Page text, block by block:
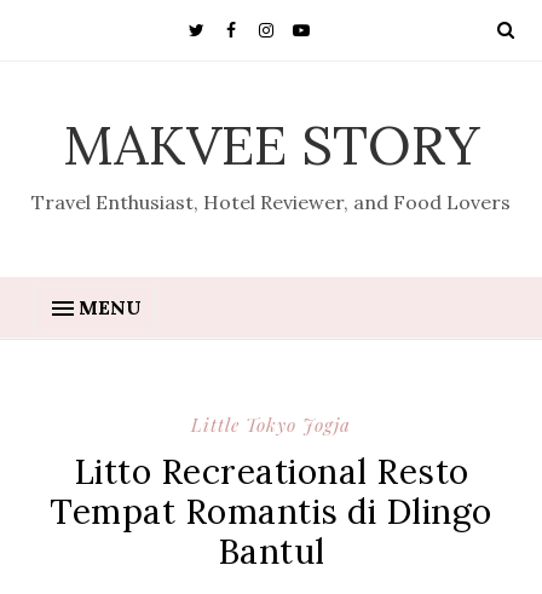
MAKVEE STORY
Travel Enthusiast, Hotel Reviewer, and Food Lovers
MENU
Little Tokyo Jogja
Litto Recreational Resto
Tempat Romantis di Dlingo
Bantul